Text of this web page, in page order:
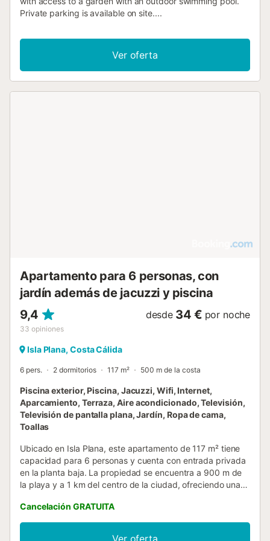
Private parking is available on site....
Ver oferta
Apartamento para 6 personas, con
jardín además de jacuzzi y piscina
9,4
33 opiniones
desde 34 € por noche
Isla Plana, Costa Cálida
6 pers. 2 dormitorios 117 m² 500 m de la costa
Piscina exterior, Piscina, Jacuzzi, Wifi, Internet,
Aparcamiento, Terraza, Aire acondicionado, Televisión,
Televisión de pantalla plana, Jardín, Ropa de cama,
Toallas
Ubicado en Isla Plana, este apartamento de 117 m² tiene
capacidad para 6 personas y cuenta con entrada privada
en la planta baja. La propiedad se encuentra a 900 m de
la playa y a 1 km del centro de la ciudad, ofreciendo una
dispone de 2 dormitorios, un baño y una sala de estar con
sofá cama, complementados con aire acondicionado,
calefacción e insonorización para un ambiente tranquilo.
Cancelación GRATUITA
Ver oferta